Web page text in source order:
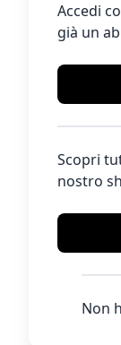
Accedi
già un
Scopri
nostro
Non